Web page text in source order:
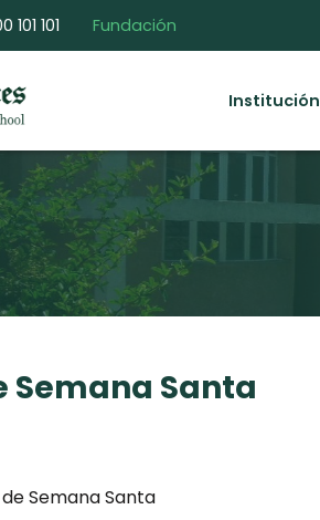
101 101 Fundación
Institución
Semana Santa
Semana Santa